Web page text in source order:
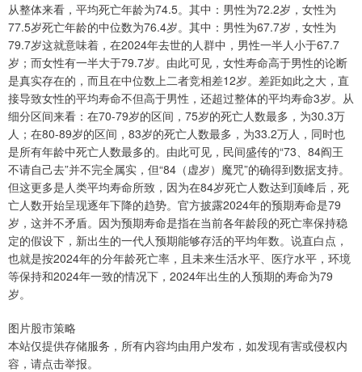
从整体来看，平均死亡年龄为74.5。其中：男性为72.2岁，女性为
77.5岁死亡年龄的中位数为76.4岁。其中：男性为67.7岁，女性为
79.7岁这就意味着，在2024年去世的人群中，男性一半人小于67.7
岁；而女性有一半大于79.7岁。由此可见，女性寿命高于男性的论断
是真实存在的，而且在中位数上二者竞相差12岁。差距如此之大，直
接导致女性的平均寿命不但高于男性，还超过整体的平均寿命3岁。从
细分区间来看：在70-79岁的区间，75岁的死亡人数最多，为30.3万
人；在80-89岁的区间，83岁的死亡人数最多，为33.2万人，同时也
是所有年龄中死亡人数最多的。由此可见，民间盛传的“73、84阎王
不请自己去”并不完全属实，但“84（虚岁）魔咒”的确得到数据支持。
但这更多是人类平均寿命所致，因为在84岁死亡人数达到顶峰后，死
亡人数开始呈现逐年下降的趋势。官方披露2024年的预期寿命是79
岁，这并不矛盾。因为预期寿命是指在当前各年龄段的死亡率保持稳
定的假设下，新出生的一代人预期能够存活的平均年数。说直白点，
也就是按2024年的分年龄死亡率，且未来生活水平、医疗水平，环境
等保持和2024年一致的情况下，2024年出生的人预期的寿命为79
岁。
图片股市策略
本站仅提供存储服务，所有内容均由用户发布，如发现有害或侵权内
容，请点击举报。